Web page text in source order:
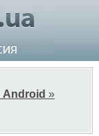
Android »